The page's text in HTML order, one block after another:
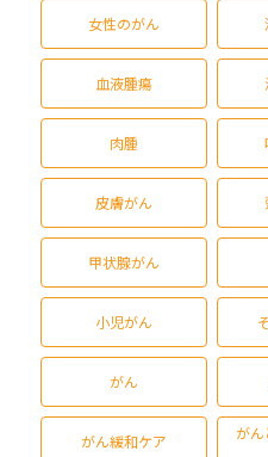
女性のがん
血液腫瘍
肉腫
皮膚がん
甲状腺がん
小児がん
がん
がん緩和ケア
がん